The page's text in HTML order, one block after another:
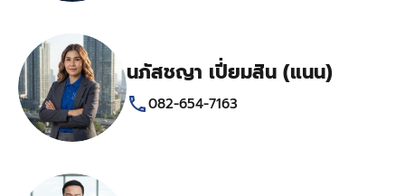
นภัสชญา เปี่ยมสิน (แนน)
082-654-7163